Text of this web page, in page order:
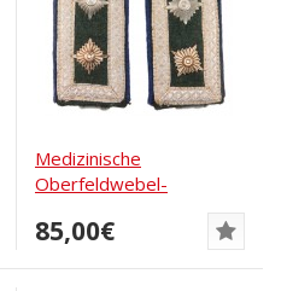
Medizinische
Oberfeldwebel-
85,00€